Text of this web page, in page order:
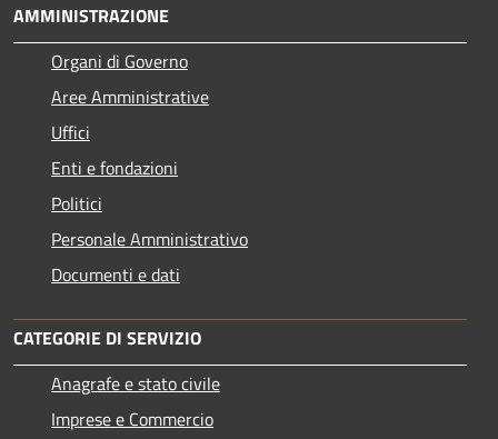
AMMINISTRAZIONE
Organi di Governo
Aree Amministrative
Uffici
Enti e fondazioni
Politici
Personale Amministrativo
Documenti e dati
CATEGORIE DI SERVIZIO
Anagrafe e stato civile
Imprese e Commercio